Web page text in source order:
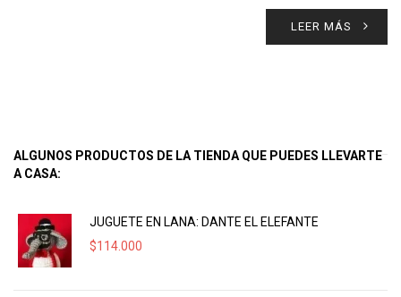
LEER MÁS
ALGUNOS PRODUCTOS DE LA TIENDA QUE PUEDES LLEVARTE
A CASA:
JUGUETE EN LANA: DANTE EL ELEFANTE
$114.000